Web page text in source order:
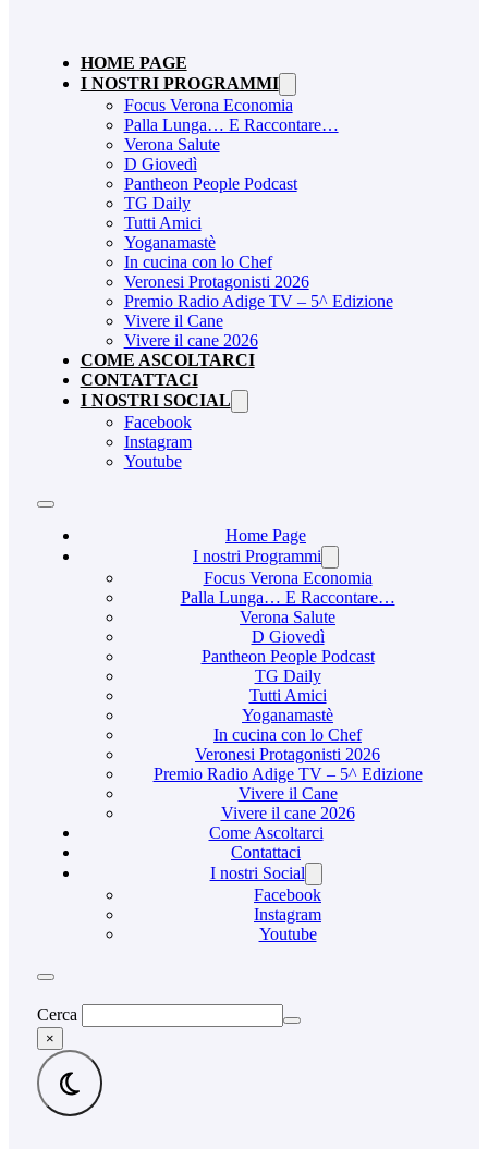
HOME PAGE
I NOSTRI PROGRAMMI
Focus Verona Economia
Palla Lunga… E Raccontare…
Verona Salute
D Giovedì
Pantheon People Podcast
TG Daily
Tutti Amici
Yoganamastè
In cucina con lo Chef
Veronesi Protagonisti 2026
Premio Radio Adige TV – 5^ Edizione
Vivere il Cane
Vivere il cane 2026
COME ASCOLTARCI
CONTATTACI
I NOSTRI SOCIAL
Facebook
Instagram
Youtube
Home Page
I nostri Programmi
Focus Verona Economia
Palla Lunga… E Raccontare…
Verona Salute
D Giovedì
Pantheon People Podcast
TG Daily
Tutti Amici
Yoganamastè
In cucina con lo Chef
Veronesi Protagonisti 2026
Premio Radio Adige TV – 5^ Edizione
Vivere il Cane
Vivere il cane 2026
Come Ascoltarci
Contattaci
I nostri Social
Facebook
Instagram
Youtube
Cerca
×